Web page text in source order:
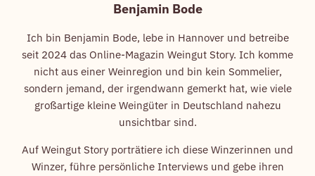
Benjamin Bode
Ich bin Benjamin Bode, lebe in Hannover und betreibe
seit 2024 das Online-Magazin Weingut Story. Ich komme
nicht aus einer Weinregion und bin kein Sommelier,
sondern jemand, der irgendwann gemerkt hat, wie viele
großartige kleine Weingüter in Deutschland nahezu
unsichtbar sind.
Auf Weingut Story porträtiere ich diese Winzerinnen und
Winzer, führe persönliche Interviews und gebe ihren